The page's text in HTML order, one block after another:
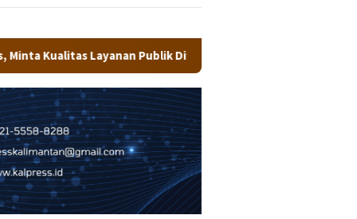
Ditingkatkan Wali Kota Tarakan Buka Pusdiklat 33